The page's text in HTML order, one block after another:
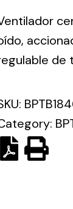
Novovent
the group
meant a
offer of
de